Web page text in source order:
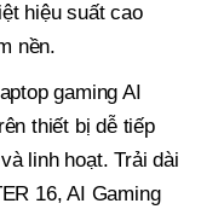
hiệu suất cao
nền.
gaming AI
thiết bị dễ tiếp
linh hoạt. Trải dài
16, AI Gaming